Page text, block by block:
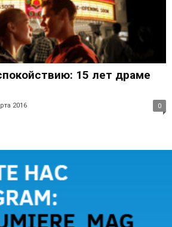
15 лет драме
2016 0